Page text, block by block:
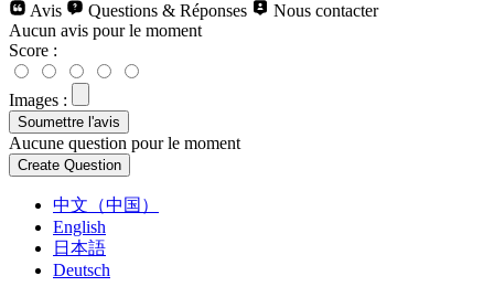
Avis Questions & Réponses
Nous contacter
Aucun avis pour le moment
Score :
Images :
Aucune question pour le moment
中文（中国）
English
日本語
Deutsch